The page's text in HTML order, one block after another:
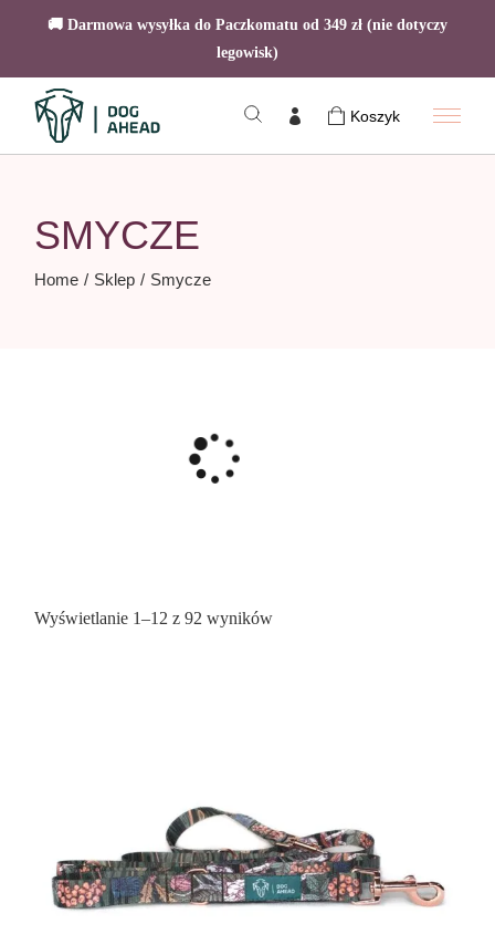
🚚 Darmowa wysyłka do Paczkomatu od 349 zł (nie dotyczy
legowisk)
content
Koszyk
SMYCZE
Home Sklep Smycze
Wyświetlanie 1–12 z 92 wynikówPosortowane